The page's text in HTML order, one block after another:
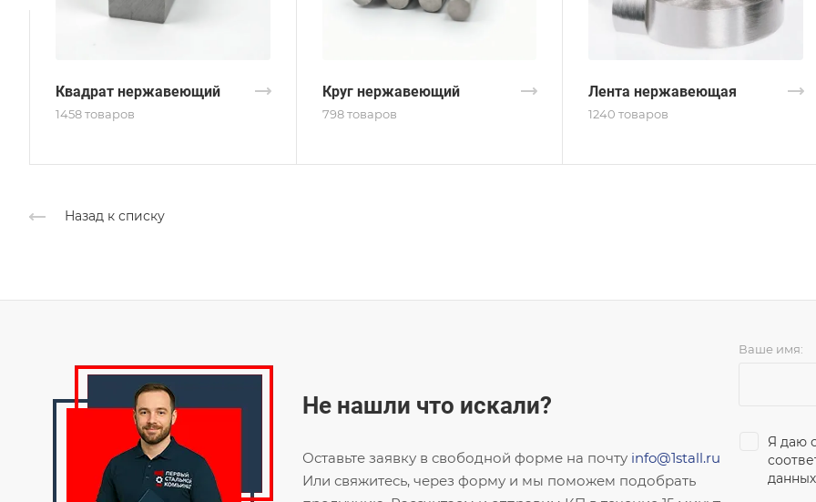
Квадрат нержавеющий
1458 товаров
Круг нержавеющий
798 товаров
Лента нержавеющая
1240 товаров
Назад к списку
Не нашли что искали?
Оставьте заявку в свободной форме на почту info@1stall.ru
Или свяжитесь, через форму и мы поможем подобрать
Ваше имя:
Я даю
данных